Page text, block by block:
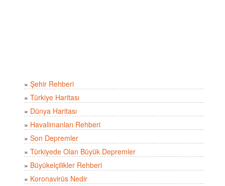
» Şehir Rehberi
» Türkiye Haritası
» Dünya Haritası
» Havalimanları Rehberi
» Son Depremler
» Türkiyede Olan Büyük Depremler
» Büyükelçilikler Rehberi
» Koronavirüs Nedir